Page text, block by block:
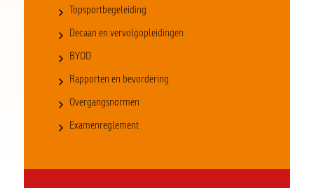
Topsportbegeleiding
Decaan en vervolgopleidingen
BYOD
Rapporten en bevordering
Overgangsnormen
Examenreglement